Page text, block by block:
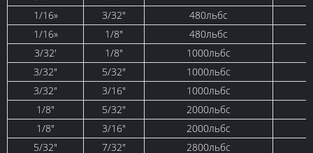
1/16»
3/32" 480льбс
1/16»
1/8" 480льбс
3/32'
1/8" 1000льбс
3/32"
5/32" 1000льбс
3/32"
3/16" 1000льбс
1/8"
5/32" 2000льбс
1/8"
3/16" 2000льбс
5/32"
7/32" 2800льбс